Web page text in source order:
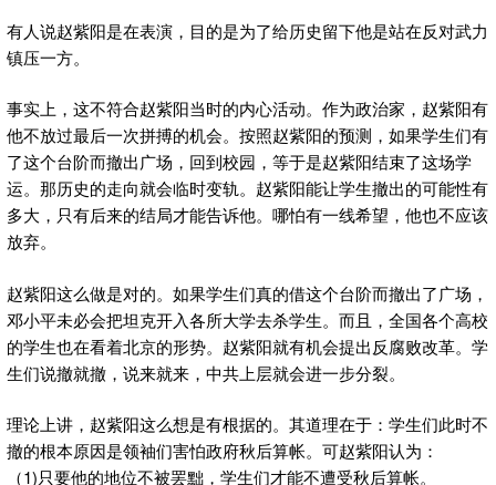
有人说赵紫阳是在表演，目的是为了给历史留下他是站在反对武力
镇压一方。
事实上，这不符合赵紫阳当时的内心活动。作为政治家，赵紫阳有
他不放过最后一次拼搏的机会。按照赵紫阳的预测，如果学生们有
了这个台阶而撤出广场，回到校园，等于是赵紫阳结束了这场学
运。那历史的走向就会临时变轨。赵紫阳能让学生撤出的可能性有
多大，只有后来的结局才能告诉他。哪怕有一线希望，他也不应该
放弃。
赵紫阳这么做是对的。如果学生们真的借这个台阶而撤出了广场，
邓小平未必会把坦克开入各所大学去杀学生。而且，全国各个高校
的学生也在看着北京的形势。赵紫阳就有机会提出反腐败改革。学
生们说撤就撤，说来就来，中共上层就会进一步分裂。
理论上讲，赵紫阳这么想是有根据的。其道理在于：学生们此时不
撤的根本原因是领袖们害怕政府秋后算帐。可赵紫阳认为：
（1)只要他的地位不被罢黜，学生们才能不遭受秋后算帐。